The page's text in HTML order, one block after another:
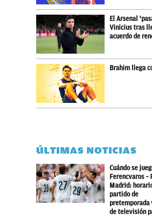
El Arsenal
Vinicius tras
acuerdo de
Brahim llega
ÚLTIMAS NOTICIAS
Cuándo se
Ferencvaros –
Madrid:
partido de
pretemporada
de televisión